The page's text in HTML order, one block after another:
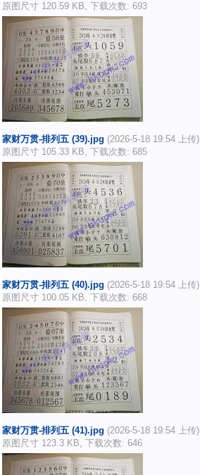
原图尺寸 120.59 KB, 下载次数: 693
家财万贯-排列五 (39).jpg (2026-5-18 19:54 上传)
原图尺寸 105.33 KB, 下载次数: 685
家财万贯-排列五 (40).jpg (2026-5-18 19:54 上传)
原图尺寸 100.05 KB, 下载次数: 668
家财万贯-排列五 (41).jpg (2026-5-18 19:54 上传)
原图尺寸 123.3 KB, 下载次数: 646